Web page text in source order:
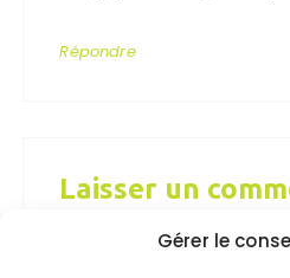
Gérer le
Répondre
Laisser un
Votre adresse e-mail